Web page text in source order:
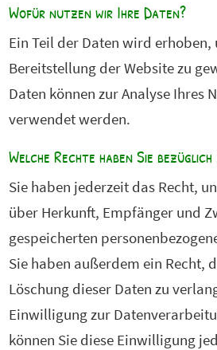
Wofür nutzen wir Ihre Daten?
Ein Teil der Daten wird
Bereitstellung der Website zu
Daten können zur Analyse Ihres
verwendet werden.
Welche Rechte haben Sie
Sie haben jederzeit das Recht,
über Herkunft, Empfänger und
gespeicherten
Sie haben außerdem ein Recht,
Löschung dieser Daten zu
Einwilligung zur
können Sie diese Einwilligung